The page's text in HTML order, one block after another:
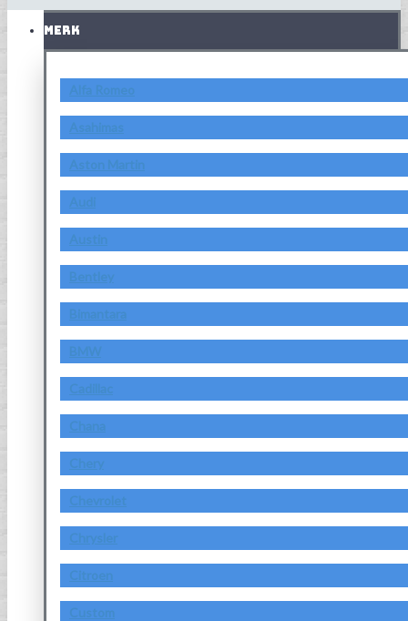
MERK
Alfa Romeo
Asahimas
Aston Martin
Audi
Austin
Bentley
Bimantara
BMW
Cadillac
Chana
Chery
Chevrolet
Chrysler
Citroen
Custom